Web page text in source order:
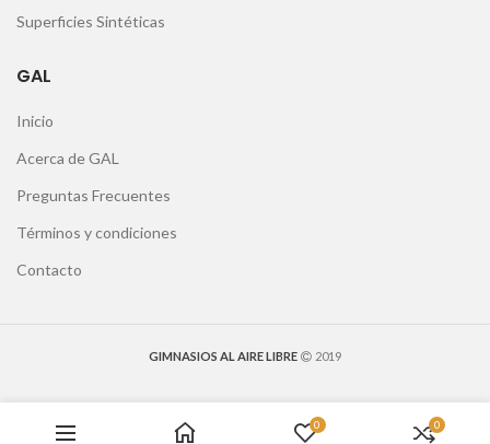
Superficies Sintéticas
GAL
Inicio
Acerca de GAL
Preguntas Frecuentes
Términos y condiciones
Contacto
GIMNASIOS AL AIRE LIBRE 2019
0 0